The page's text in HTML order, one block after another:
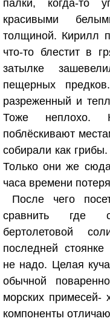
палки, когда-то
красивыми
толщиной. Кирилл
что-то блестит в
затылке
пещерных
разреженный и
Тоже неплохо.
поблёскивают
собирали как
Только они же
часа времени
После чего
сравнить где
бертолетовой
последней
не надо. Целая
обычной
морских примесей-
компоненты